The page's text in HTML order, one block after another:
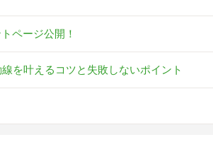
ページ公開！
を叶えるコツと失敗しないポイント